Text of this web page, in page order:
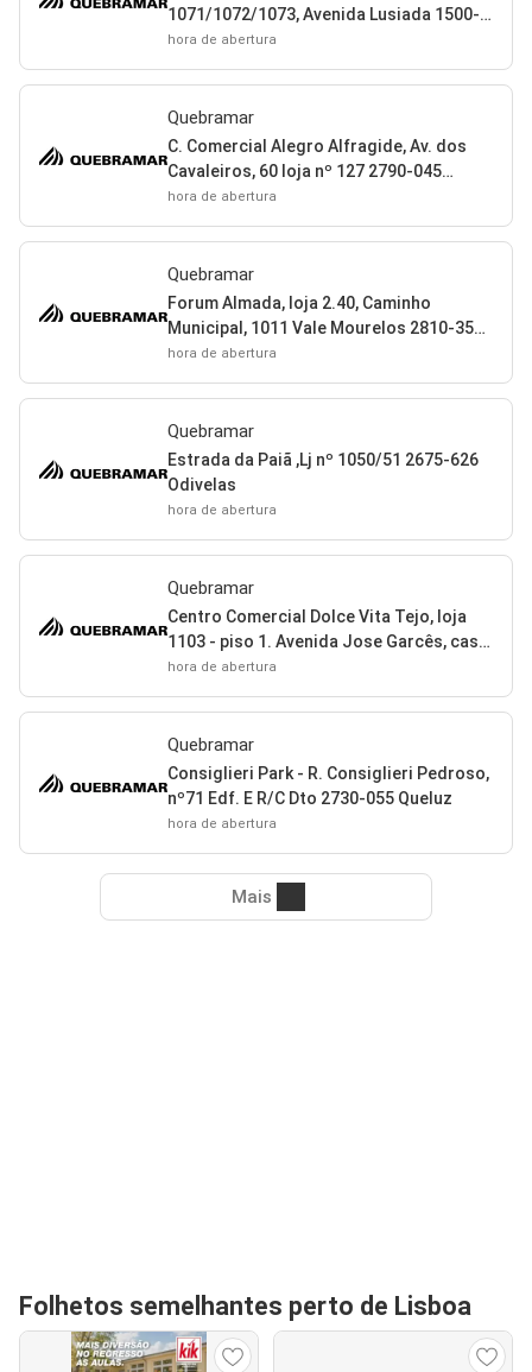
1071/1072/1073, Avenida Lusiada 1500-
392 Lisboa
hora de abertura
Quebramar
C. Comercial Alegro Alfragide, Av. dos
Cavaleiros, 60 loja nº 127 2790-045
Carnaxide
hora de abertura
Quebramar
Forum Almada, loja 2.40, Caminho
Municipal, 1011 Vale Mourelos 2810-354
Almada
hora de abertura
Quebramar
Estrada da Paiã ,Lj nº 1050/51 2675-626
Odivelas
hora de abertura
Quebramar
Centro Comercial Dolce Vita Tejo, loja
1103 - piso 1. Avenida Jose Garcês, casal
da Mira Brandoa 2650-435 Amadora
hora de abertura
Quebramar
Consiglieri Park - R. Consiglieri Pedroso,
nº71 Edf. E R/C Dto 2730-055 Queluz
hora de abertura
Mais
Folhetos semelhantes perto de Lisboa